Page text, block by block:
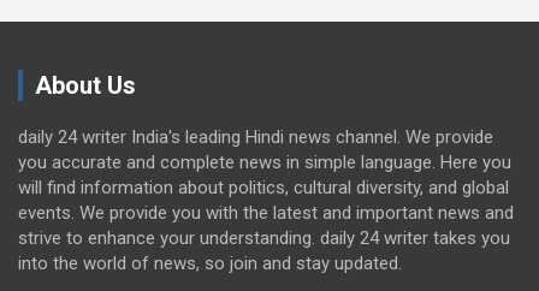
About Us
daily 24 writer India's leading Hindi news channel. We provide
you accurate and complete news in simple language. Here you
will find information about politics, cultural diversity, and global
events. We provide you with the latest and important news and
strive to enhance your understanding. daily 24 writer takes you
into the world of news, so join and stay updated.